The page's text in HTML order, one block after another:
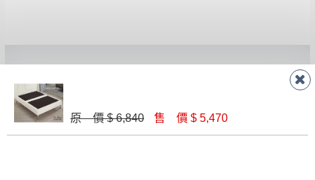
無回收家具服務，若需回收家俱可聯絡當地請清潔隊
回收,免付費清運專線：0800-085-717
殺價，商品均已最低價格售出
予折扣，請密切注意。
原 價 $ 6,840 售 價 $ 5,470